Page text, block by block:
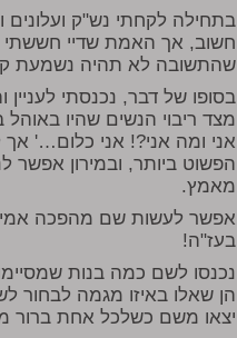
בתחילה לקחתי נש"ק ועלונים
חשוב, אך האמת שדיי חששתי
שהתשובה לא תהיה נשמעת
בסופו של דבר, נכנסתי
מצד ריבוי הנשים שהיו
אני ומה אני?! אני כלום…'
הפשוט ביותר, ובמירון אפשר
מאמץ.
אפשר לעשות שם מהפכה
בעז"ה!
נכנסו לשם כמה בנות
הן שאלו באיזו מגמה לבחור
יצאו משם כשלכל אחת ברור